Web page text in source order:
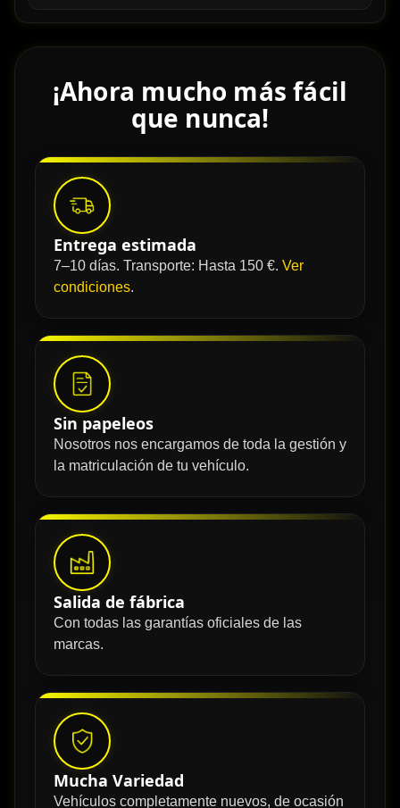
¡Ahora mucho más fácil
que nunca!
Entrega estimada
7–10 días. Transporte: Hasta 150 €. Ver
condiciones.
Sin papeleos
Nosotros nos encargamos de toda la gestión y
la matriculación de tu vehículo.
Salida de fábrica
Con todas las garantías oficiales de las
marcas.
Mucha Variedad
Vehículos completamente nuevos, de ocasión